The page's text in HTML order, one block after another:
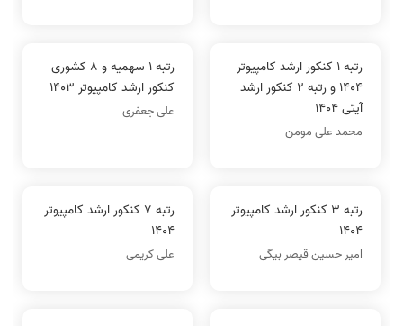
رتبه 1 کنکور ارشد کامپیوتر
1404 و رتبه 2 کنکور ارشد
آیتی 1404
محمد علی مومن
رتبه 1 سهمیه و 8 کشوری
کنکور ارشد کامپیوتر 1403
علی جعفری
رتبه 3 کنکور ارشد کامپیوتر
1404
امیر حسین قیصر بیگی
رتبه 7 کنکور ارشد کامپیوتر
1404
علی کریمی